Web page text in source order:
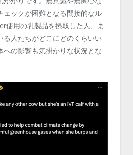
ェックが困難となる間接的なル
使用の乳製品を摂取した人、ま
る人たちがどこにどのくらいい
への影響も気掛かりな状況とな